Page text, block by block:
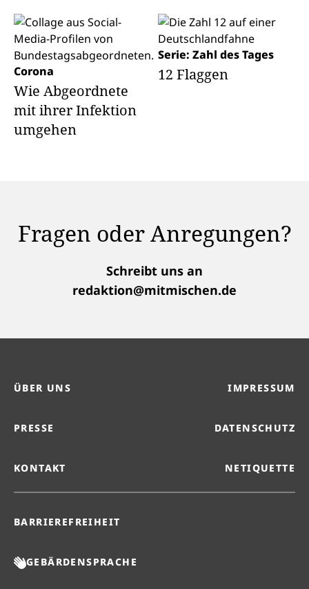
Corona
Wie Abgeordnete
mit ihrer Infektion
umgehen
Serie: Zahl des Tages
12 Flaggen
Fragen oder Anregungen?
Schreibt uns an
redaktion@mitmischen.de
ÜBER UNS IMPRESSUM
PRESSE DATENSCHUTZ
KONTAKT NETIQUETTE
BARRIEREFREIHEIT
GEBÄRDENSPRACHE